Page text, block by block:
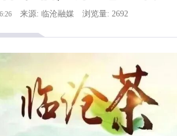
来源: 临沧融媒 浏览量: 2692